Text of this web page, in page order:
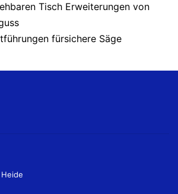
Tisch Erweiterungen von
fürsichere Säge